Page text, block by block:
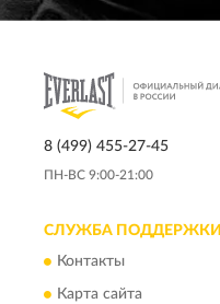
8 (499) 455-27-45
ПН-ВС 9:00-21:00
СЛУЖБА ПОДДЕРЖКИ
Контакты
Карта сайта